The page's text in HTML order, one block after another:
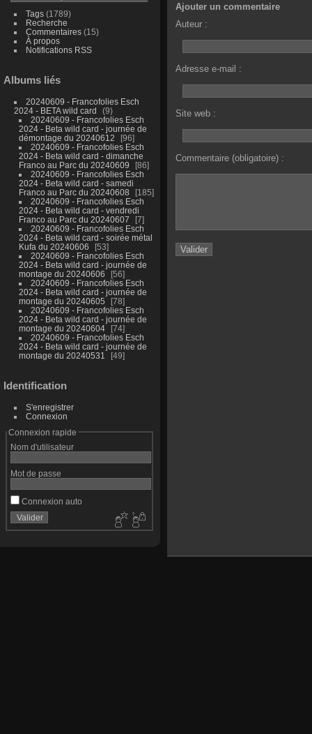
Tags(1789)
Recherche
Commentaires(15)
À propos
Notifications RSS
Albums liés
20240609 - Francofolies Esch
2024 - BETA wild card
9
20240609 - Francofolies Esch
2024 - Beta wild card - journée de
démontage du 20240612
96
20240609 - Francofolies Esch
2024 - Beta wild card - dimanche
Franco au Parc du 20240609
86
20240609 - Francofolies Esch
2024 - Beta wild card - samedi
Franco au Parc du 20240608
185
20240609 - Francofolies Esch
2024 - Beta wild card - vendredi
Franco au Parc du 20240607
7
20240609 - Francofolies Esch
2024 - Beta wild card - soirée métal
Kufa du 20240606
53
20240609 - Francofolies Esch
2024 - Beta wild card - journée de
montage du 20240606
56
20240609 - Francofolies Esch
2024 - Beta wild card - journée de
montage du 20240605
78
20240609 - Francofolies Esch
2024 - Beta wild card - journée de
montage du 20240604
74
20240609 - Francofolies Esch
2024 - Beta wild card - journée de
montage du 20240531
49
Identification
S'enregistrer
Connexion
Connexion rapide
Nom d'utilisateur
Mot de passe
Connexion auto
Ajouter un commentaire
Auteur :
Adresse e-mail :
Site web :
Commentaire (obligatoire) :